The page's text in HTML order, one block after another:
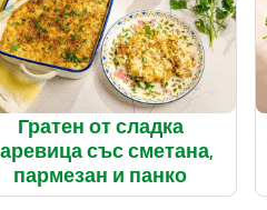
Гратен от сладка
със сметана,
пармезан и панко